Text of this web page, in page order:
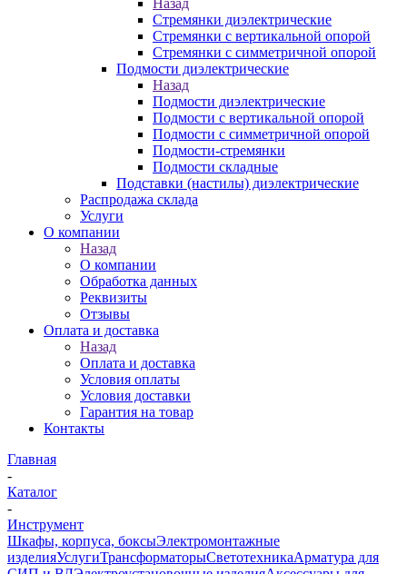
Назад
Стремянки диэлектрические
Стремянки с вертикальной опорой
Стремянки с симметричной опорой
Подмости диэлектрические
Назад
Подмости диэлектрические
Подмости с вертикальной опорой
Подмости с симметричной опорой
Подмости-стремянки
Подмости складные
Подставки (настилы) диэлектрические
Распродажа склада
Услуги
О компании
Назад
О компании
Обработка данных
Реквизиты
Отзывы
Оплата и доставка
Назад
Оплата и доставка
Условия оплаты
Условия доставки
Гарантия на товар
Контакты
Главная
-
Каталог
-
Инструмент
Шкафы, корпуса, боксыЭлектромонтажные
изделияУслугиТрансформаторыСветотехникаАрматура для